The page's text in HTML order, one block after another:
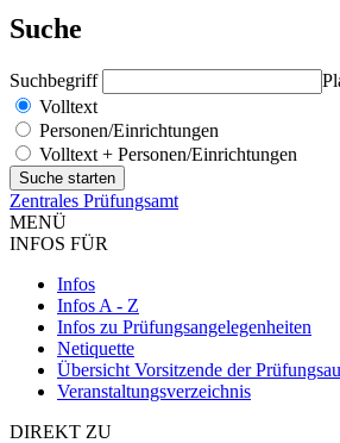
Suche
Suchbegriff
Volltext
Personen/Einrichtungen
Volltext + Personen/Einrichtungen
Zentrales Prüfungsamt
MENÜ
INFOS FÜR
Infos
Infos A - Z
Infos zu Prüfungsangelegenheiten
Netiquette
Übersicht Vorsitzende der
Veranstaltungsverzeichnis
DIREKT ZU